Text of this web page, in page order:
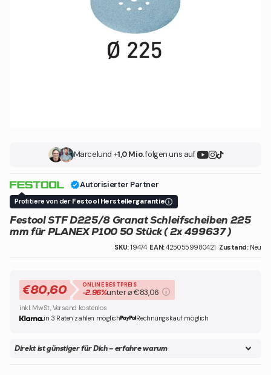
Marcelund +1,0 Mio.folgen uns auf
Autorisierter Partner
Profitiere von der Festool Herstellergarantie
Festool STF D225/8 Granat Schleifscheiben 225
mm für PLANEX P100 50 Stück ( 2x 499637 )
SKU:19474 EAN:4250559980421 Zustand: Neu
€80,60 ONLINE BESTPREIS
-2.96%unter ⌀ €83,06
inkl. MwSt, Versand kostenlos
in 3 Raten zahlen möglich
Rechnungskauf möglich
Direkt ist günstiger für Dich – erfahre warum